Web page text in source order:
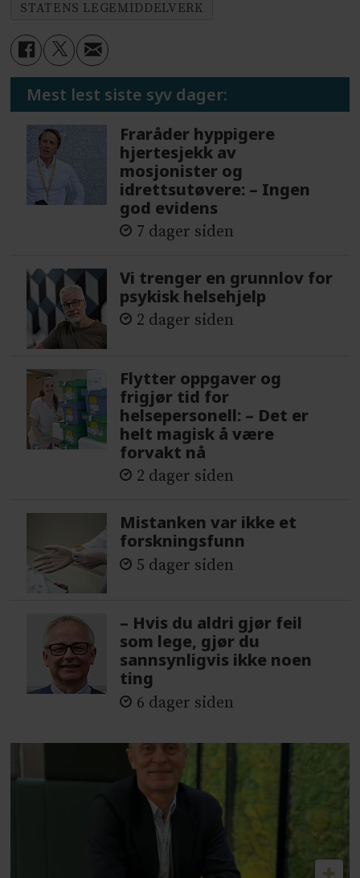
STATENS LEGEMIDDELVERK
Mest lest siste syv dager:
Fraråder hyppigere
hjertesjekk av
mosjonister og
idrettsutøvere: – Ingen
god evidens
7 dager siden
Vi trenger en grunnlov for
psykisk helsehjelp
2 dager siden
Flytter oppgaver og
frigjør tid for
helsepersonell: – Det er
helt magisk å være
forvakt nå
2 dager siden
Mistanken var ikke et
forskningsfunn
5 dager siden
– Hvis du aldri gjør feil
som lege, gjør du
sannsynligvis ikke noen
ting
6 dager siden